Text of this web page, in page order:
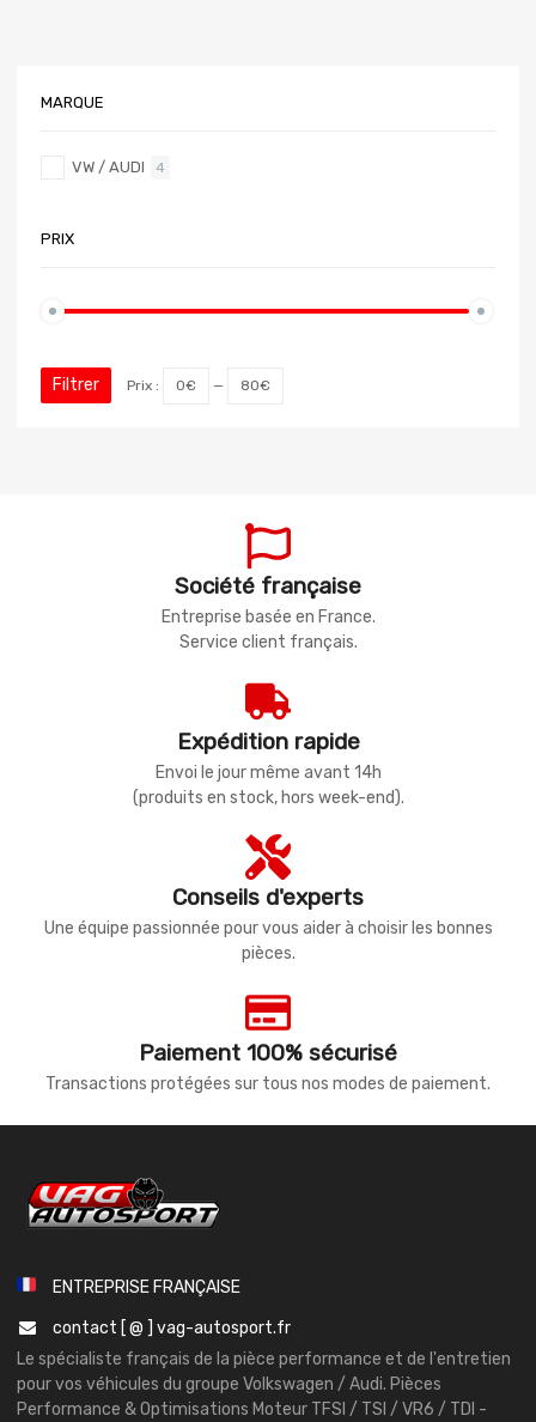
MARQUE
VW / AUDI 4
PRIX
Filtrer Prix : 0€ — 80€
Société française
Entreprise basée en France.
Service client français.
Expédition rapide
Envoi le jour même avant 14h
(produits en stock, hors week-end).
Conseils d'experts
Une équipe passionnée pour vous aider à choisir les bonnes
pièces.
Paiement 100% sécurisé
Transactions protégées sur tous nos modes de paiement.
ENTREPRISE FRANÇAISE
contact [ @ ] vag-autosport.fr
Le spécialiste français de la pièce performance et de l'entretien
pour vos véhicules du groupe Volkswagen / Audi. Pièces
Performance & Optimisations Moteur TFSI / TSI / VR6 / TDI -